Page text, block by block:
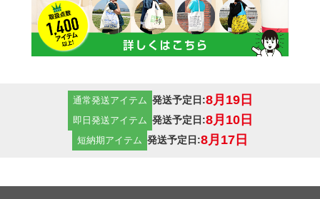
通常発送アイテム 発送予定日:8月19日
即日発送アイテム 発送予定日:8月10日
短納期アイテム 発送予定日:8月17日